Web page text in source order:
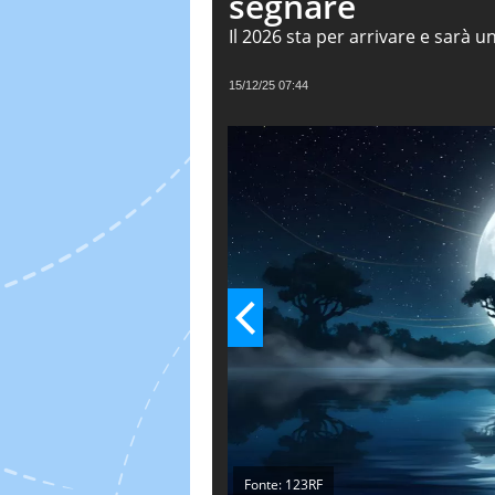
Il 2026 sta per arrivare e sarà
portando con sé energie
tre saranno molto particolari e
con sé dei momenti chiave
soprattutto un rinnovamento
15/12/25 07:44
Fonte: 123RF